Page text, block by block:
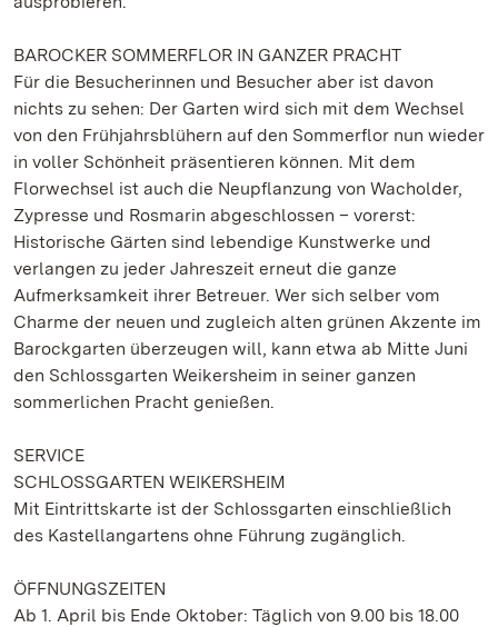
BAROCKER SOMMERFLOR IN GANZER PRACHT
Für die Besucherinnen und Besucher aber ist davon
nichts zu sehen: Der Garten wird sich mit dem Wechsel
von den Frühjahrsblühern auf den Sommerflor nun wieder
in voller Schönheit präsentieren können. Mit dem
Florwechsel ist auch die Neupflanzung von Wacholder,
Zypresse und Rosmarin abgeschlossen – vorerst:
Historische Gärten sind lebendige Kunstwerke und
verlangen zu jeder Jahreszeit erneut die ganze
Aufmerksamkeit ihrer Betreuer. Wer sich selber vom
Charme der neuen und zugleich alten grünen Akzente im
Barockgarten überzeugen will, kann etwa ab Mitte Juni
den Schlossgarten Weikersheim in seiner ganzen
sommerlichen Pracht genießen.
SERVICE
SCHLOSSGARTEN WEIKERSHEIM
Mit Eintrittskarte ist der Schlossgarten einschließlich
des Kastellangartens ohne Führung zugänglich.
ÖFFNUNGSZEITEN
Ab 1. April bis Ende Oktober: Täglich von 9.00 bis 18.00